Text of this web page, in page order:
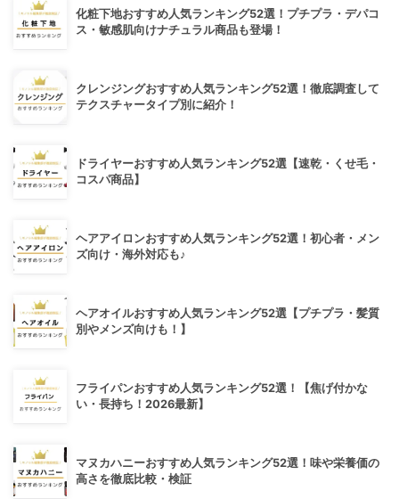
化粧下地おすすめ人気ランキング52選！プチプラ・デパコ
ス・敏感肌向けナチュラル商品も登場！
クレンジングおすすめ人気ランキング52選！徹底調査して
テクスチャータイプ別に紹介！
ドライヤーおすすめ人気ランキング52選【速乾・くせ毛・
コスパ商品】
ヘアアイロンおすすめ人気ランキング52選！初心者・メン
ズ向け・海外対応も♪
ヘアオイルおすすめ人気ランキング52選【プチプラ・髪質
別やメンズ向けも！】
フライパンおすすめ人気ランキング52選！【焦げ付かな
い・長持ち！2026最新】
マヌカハニーおすすめ人気ランキング52選！味や栄養価の
高さを徹底比較・検証